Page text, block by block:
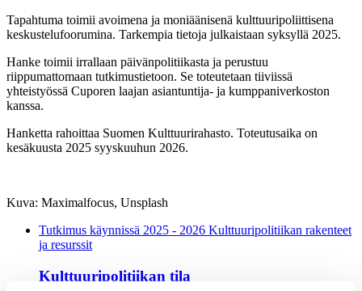
Tapahtuma toimii avoimena ja moniäänisenä kulttuuripoliittisena
keskustelufoorumina. Tarkempia tietoja julkaistaan syksyllä 2025.
Hanke toimii irrallaan päivänpolitiikasta ja perustuu
riippumattomaan tutkimustietoon. Se toteutetaan tiiviissä
yhteistyössä Cuporen laajan asiantuntija- ja kumppaniverkoston
kanssa.
Hanketta rahoittaa Suomen Kulttuurirahasto. Toteutusaika on
kesäkuusta 2025 syyskuuhun 2026.
Kuva: Maximalfocus, Unsplash
Tutkimus käynnissä 2025 - 2026 Kulttuuripolitiikan rakenteet
ja resurssit
Kulttuuripolitiikan tila